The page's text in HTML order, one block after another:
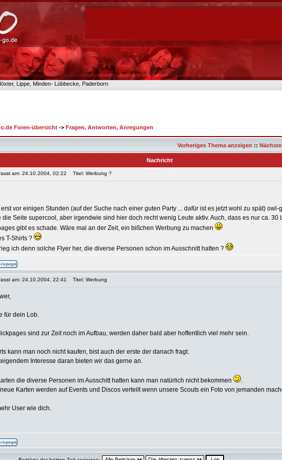
Lippe, Minden- Lübbecke, Paderborn
Foren-übersicht -> Fragen, Antworten, Anregungen
Vorheriges Thema anzeigen ::
Nachricht
am: 24.10.2004, 02:22 Titel: Werbung ?
erst vor einigen Stunden (auf der Suche nach einer guten Party ... dafür ist es jetzt wohl zu spät) owl-
die Seite supercool, aber irgendwie sind hier doch recht wenig Leute aktiv. Auch, dass es nur ca. 30
gibt es schade. Wäre mal an der Zeit, ein bißchen Werbung zu machen
T-Shirts ?
ich denn solche Flyer her, die diverse Personen schon im Ausschnitt hatten ?
am: 24.10.2004, 22:41 Titel: Werbung
für dein Lob.
sind zur Zeit noch im Aufbau, werden daher bald aber hoffentlich viel mehr sein.
kann man noch nicht kaufen, bist auch der erste der danach fragt.
Interesse daran bieten wir das gerne an.
die diverse Personen im Ausschitt hatten kann man natürlich nicht bekommen
.
Karten werden auf Events und Discos verteilt wenn unsere Scouts ein Foto von jemanden
User wie dich.